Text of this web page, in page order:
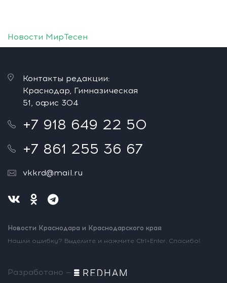
Новости МирТесен
Контакты редакции:
Краснодар, Гимназическая
51, офис 304
+7 918 649 22 50
+7 861 255 36 67
vkkrd@mail.ru
Новости Краснодара и Краснодарского края
Нашли ошибку? Выделите и нажмите Ctrl+Enter. Спасибо!
Разработано —